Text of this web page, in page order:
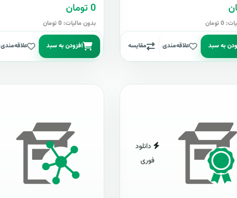
تومان
به سبد علاقه‌مندی مقایسه
0 تومان
بدون مالیات: 0 تومان
افزودن به سبد علاقه‌مندی
دانلود
فوری